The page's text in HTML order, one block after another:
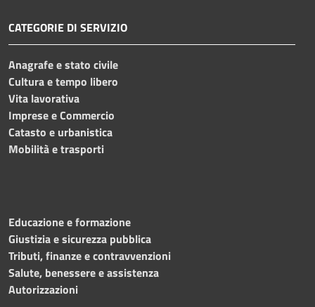
CATEGORIE DI SERVIZIO
Anagrafe e stato civile
Cultura e tempo libero
Vita lavorativa
Imprese e Commercio
Catasto e urbanistica
Mobilità e trasporti
Educazione e formazione
Giustizia e sicurezza pubblica
Tributi, finanze e contravvenzioni
Salute, benessere e assistenza
Autorizzazioni